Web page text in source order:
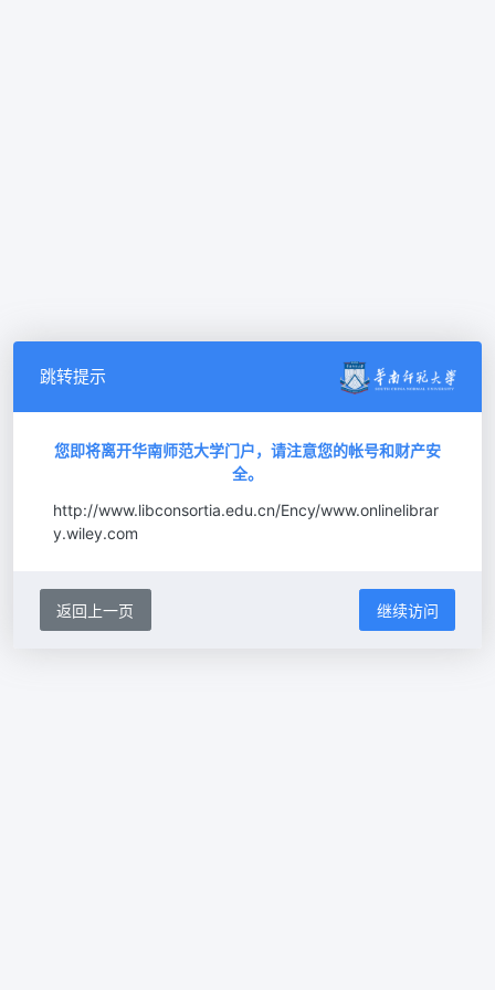
跳转提示
您即将离开华南师范大学门户，请注意您的帐号和财产安
全。
http://www.libconsortia.edu.cn/Ency/www.onlinelibrar
y.wiley.com
返回上一页 继续访问